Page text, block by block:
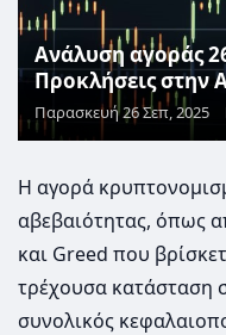
Ανάλυση αγοράς
Προκλήσεις στην
Παρασκευή 26 Σεπ, 2025
Η αγορά
αβεβαιότητας, όπως
και Greed που
τρέχουσα κατάσταση
συνολικός